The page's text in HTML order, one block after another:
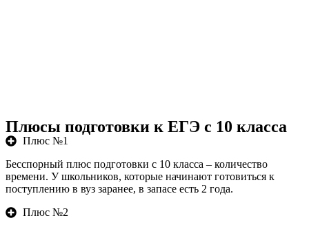
Плюсы подготовки к ЕГЭ с 10 класса
Плюс №1
Бесспорный плюс подготовки с 10 класса – количество
времени. У школьников, которые начинают готовиться к
поступлению в вуз заранее, в запасе есть 2 года.
Плюс №2